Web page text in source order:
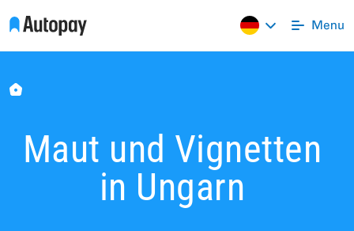
Maut und Vignetten
in Ungarn